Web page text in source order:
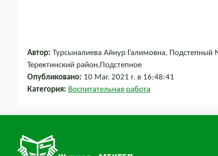
Автор: Турсыналиева Айнур Галимовна,
Теректинский район,Подстепное
Опубликовано: 10 Mar. 2021 г. в 16:48:41
Категория: Воспитательная работа